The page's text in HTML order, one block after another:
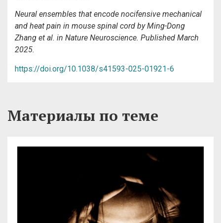
Neural ensembles that encode nocifensive mechanical
and heat pain in mouse spinal cord by Ming-Dong
Zhang et al. in Nature Neuroscience. Published March
2025.
https://doi.org/10.1038/s41593-025-01921-6
Материалы по теме